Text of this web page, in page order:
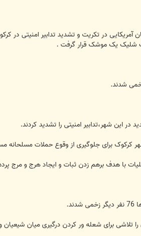
در تکریت و تشدید تدابیر امنیتی در
شلیک یک موشک قرار گرفت .
شدند.
این شهر،تدابیر امنیتی را تشدید کردند.
با هدف برهم زدن ثبات و ایجاد هرج و مرج
تلاشی برای شعله ور کردن درگیری میان